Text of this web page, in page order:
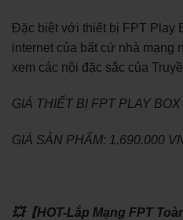
Đặc biệt với thiết bị FPT Play
internet của bất cứ nhà mạng
xem các nội đặc sắc của
GIÁ THIẾT BỊ FPT PLAY
GIÁ SẢN PHẨM: 1.690.000
💥【HOT-Lắp Mạng FPT